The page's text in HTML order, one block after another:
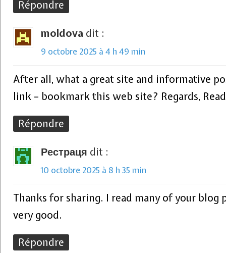
Répondre
moldova dit :
9 octobre 2025 à 4 h 49 min
After all, what a great site and informative
link – bookmark this web site? Regards,
Répondre
Рестраця dit :
10 octobre 2025 à 8 h 35 min
Thanks for sharing. I read many of your blog
very good.
Répondre